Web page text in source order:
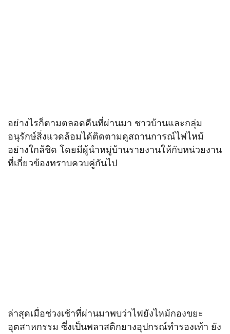
อย่างไรก็ตามตลอดคืนที่ผ่านมา ชาวบ้านและกลุ่ม
อนุรักษ์สิ่งแวดล้อมได้ติดตามดูสถานการณ์ไฟไหม้
อย่างใกล้ชิด โดยมีผู้นำหมู่บ้านรายงานให้กับหน่วยงาน
ที่เกี่ยวข้องทราบควบคู่กันไป
ล่าสุดเมื่อช่วงเช้าที่ผ่านมาพบว่าไฟยังไหม้กองขยะ
อุตสาหกรรม ซึ่งเป็นพลาสติกยางอุปกรณ์ทำรองเท้า ยัง